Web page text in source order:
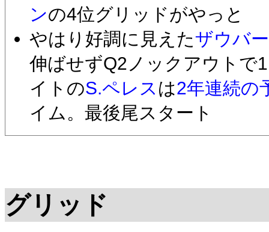
ンの4位グリッドがやっと
やはり好調に見えたザウバー
伸ばせずQ2ノックアウトで
イトのS.ペレス は2年連続の
イム。最後尾スタート
グリッド